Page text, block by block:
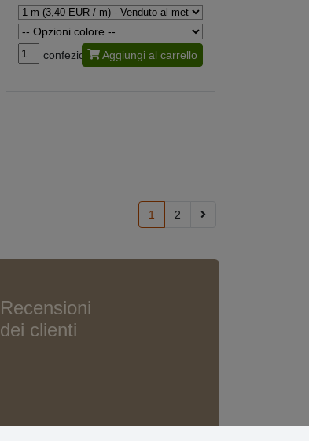
confezione Aggiungi al carrello
1 2
Recensioni
dei clienti